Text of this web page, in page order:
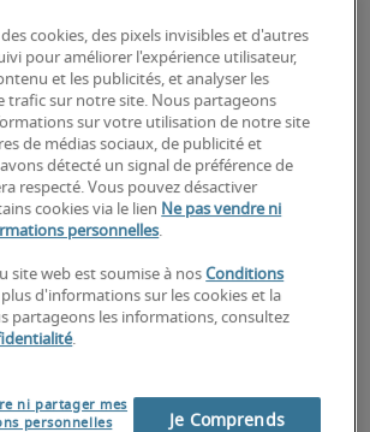
50e pourcentile
possède la plupart des compétences
clés.
cookies, des pixels invisibles et d'autres
pour améliorer l'expérience utilisateur,
et les publicités, et analyser les
trafic sur notre site. Nous partageons
sur votre utilisation de notre site
de médias sociaux, de publicité et
détecté un signal de préférence de
respecté. Vous pouvez désactiver
cookies via le lien Ne pas vendre ni
personnelles.
site web est soumise à nosConditions
plus d'informations sur les cookies et la
partageons les informations, consultez
.
ni partager mes
personnelles
Je Comprends